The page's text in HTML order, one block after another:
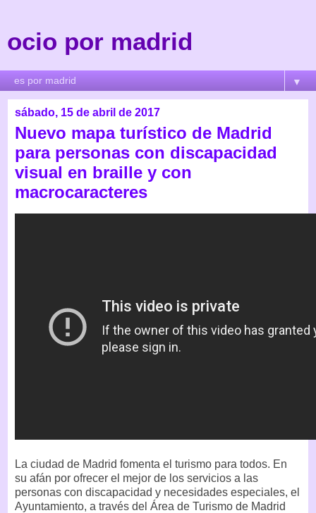
ocio por madrid
▼
sábado, 15 de abril de 2017
Nuevo mapa turístico de Madrid
para personas con discapacidad
visual en braille y con
macrocaracteres
La ciudad de Madrid fomenta el turismo para todos. En
su afán por ofrecer el mejor de los servicios a las
personas con discapacidad y necesidades especiales, el
Ayuntamiento, a través del Área de Turismo de Madrid